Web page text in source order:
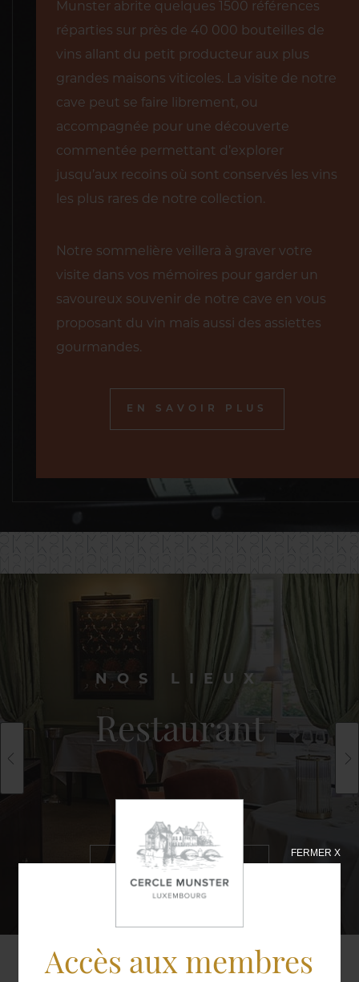
Accès aux membres
FERMER X
Munster abrite quelques 1500 références
réparties sur près de 40 000 bouteilles de
vins allant du petit producteur aux plus
grandes maisons viticoles. La visite de notre
cave peut se faire librement, ou
accompagnée pour une découverte
commentée permettant d’explorer
jusqu’aux recoins où sont conservés les vins
les plus rares de notre collection.
Notre sommelière veillera à graver votre
visite dans vos mémoires pour garder un
savoureux souvenir de notre cave en vous
proposant du vin mais aussi des assiettes
gourmandes.
EN SAVOIR PLUS
NOS LIEUX
Restaurant
EN SAVOIR
PLUS